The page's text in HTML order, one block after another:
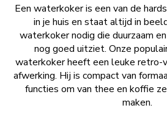
Een waterkoker is een van de
in je huis en staat altijd in
waterkoker nodig die duurzaam
nog goed uitziet. Onze
waterkoker heeft een leuke retro-
afwerking. Hij is compact van
functies om van thee en koffie
maken.